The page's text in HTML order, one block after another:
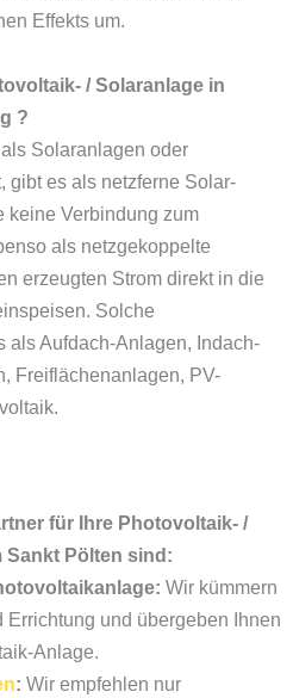
Effekts um.
/ Solaranlage in
?
Solaranlagen oder
gibt es als netzferne Solar-
keine Verbindung zum
als netzgekoppelte
erzeugten Strom direkt in die
Solche
als Aufdach-Anlagen, Indach-
Freiflächenanlagen, PV-
.
für Ihre Photovoltaik- /
Sankt Pölten sind:
Wir kümmern
Errichtung und übergeben Ihnen
Anlage.
: Wir empfehlen nur